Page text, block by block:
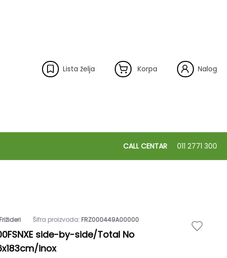
Lista želja Korpa Nalog
CALL CENTAR 011 2771 300
Frižideri Šifra proizvoda: FRZ000449A00000
side-by-side/Total No
inox